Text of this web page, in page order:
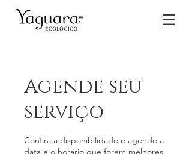
Agende seu
serviço
Confira a disponibilidade e agende a
data e o horário que forem melhores